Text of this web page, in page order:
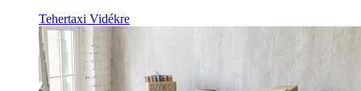
Tehertaxi Vidékre